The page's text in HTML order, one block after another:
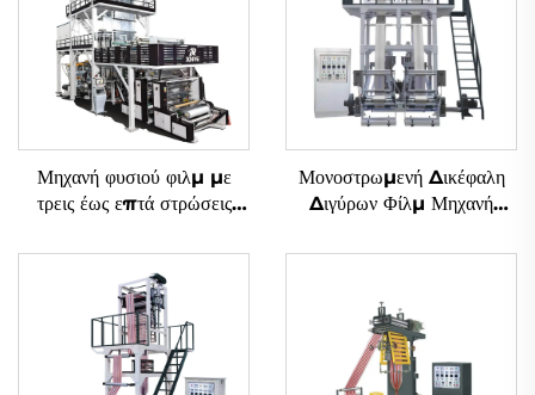
Μηχανή φυσιού φιλμ με
τρεις έως επτά στρώσεις
Μονοστρωμενή Δικέφαλη
Διγύρων Φίλμ Μηχανή